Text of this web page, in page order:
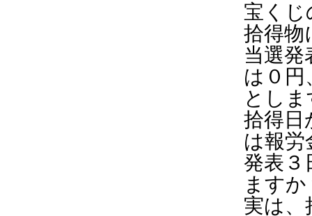
宝くじ
拾得物
当選発
は０円
とし
拾得日
は報労
発表３
ますか
実は、